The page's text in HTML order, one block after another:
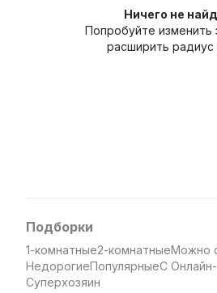
Ничего не
Попробуйте изменить
расширить радиус
Подборки
1-комнатные2-комнатныеМожно
НедорогиеПопулярныеС
Суперхозяин